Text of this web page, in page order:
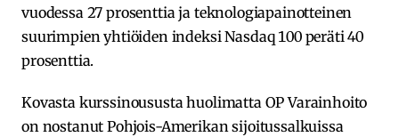
vuodessa 27 prosenttia ja teknologiapainotteinen
suurimpien yhtiöiden indeksi Nasdaq 100 peräti 40
prosenttia.
Kovasta kurssinoususta huolimatta OP Varainhoito
on nostanut Pohjois-Amerikan sijoitussalkuissa